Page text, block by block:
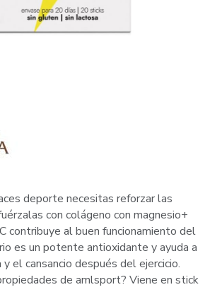
deporte necesitas reforzar las
con colágeno con magnesio+
contribuye al buen funcionamiento del
es un potente antioxidante y ayuda a
el cansancio después del ejercicio.
de amlsport? Viene en stick